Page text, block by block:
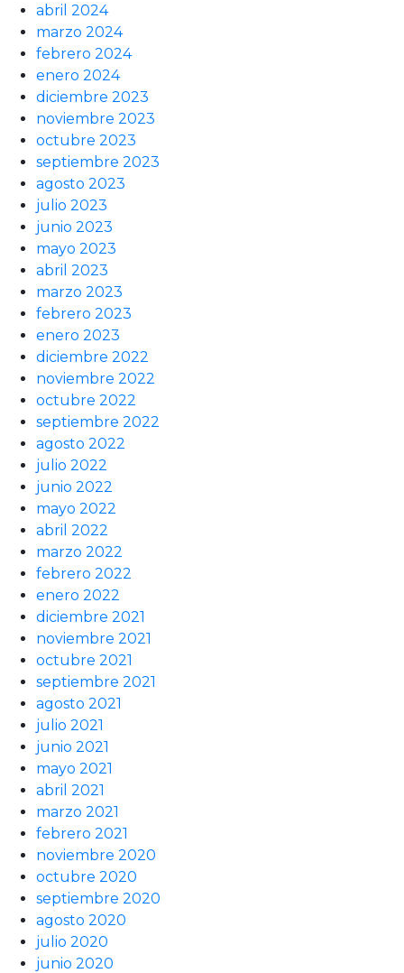
abril 2024
marzo 2024
febrero 2024
enero 2024
diciembre 2023
noviembre 2023
octubre 2023
septiembre 2023
agosto 2023
julio 2023
junio 2023
mayo 2023
abril 2023
marzo 2023
febrero 2023
enero 2023
diciembre 2022
noviembre 2022
octubre 2022
septiembre 2022
agosto 2022
julio 2022
junio 2022
mayo 2022
abril 2022
marzo 2022
febrero 2022
enero 2022
diciembre 2021
noviembre 2021
octubre 2021
septiembre 2021
agosto 2021
julio 2021
junio 2021
mayo 2021
abril 2021
marzo 2021
febrero 2021
noviembre 2020
octubre 2020
septiembre 2020
agosto 2020
julio 2020
junio 2020